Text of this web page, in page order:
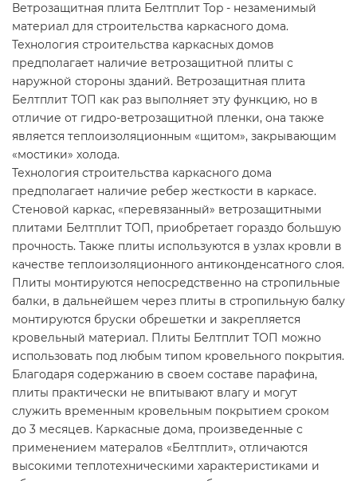
Ветрозащитная плита Белтплит Top - незаменимый
материал для строительства каркасного дома.
Технология строительства каркасных домов
предполагает наличие ветрозащитной плиты с
наружной стороны зданий. Ветрозащитная плита
Белтплит ТОП как раз выполняет эту функцию, но в
отличие от гидро-ветрозащитной пленки, она также
является теплоизоляционным «щитом», закрывающим
«мостики» холода.
Технология строительства каркасного дома
предполагает наличие ребер жесткости в каркасе.
Стеновой каркас, «перевязанный» ветрозащитными
плитами Белтплит ТОП, приобретает гораздо большую
прочность. Также плиты используются в узлах кровли в
качестве теплоизоляционного антиконденсатного слоя.
Плиты монтируются непосредственно на стропильные
балки, в дальнейшем через плиты в стропильную балку
монтируются бруски обрешетки и закрепляется
кровельный материал. Плиты Белтплит ТОП можно
использовать под любым типом кровельного покрытия.
Благодаря содержанию в своем составе парафина,
плиты практически не впитывают влагу и могут
служить временным кровельным покрытием сроком
до 3 месяцев. Каркасные дома, произведенные с
применением матералов «Белтплит», отличаются
высокими теплотехническими характеристиками и